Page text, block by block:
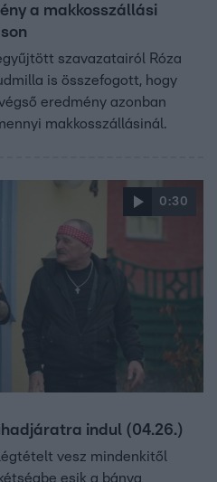
a makkosszállási
szavazatairól Róza
is összefogott, hogy
eredmény azonban
makkosszállásinál.
0:30
indul (04.26.)
vesz mindenkitől
esik a bánya